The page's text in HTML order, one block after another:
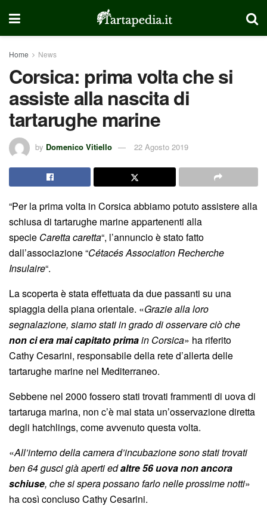
Home News
Corsica: prima volta che si
assiste alla nascita di
tartarughe marine
by Domenico Vitiello 22 Agosto 2019
“Per la prima volta in Corsica abbiamo potuto assistere alla
schiusa di tartarughe marine appartenenti alla
specie Caretta caretta“, l’annuncio è stato fatto
dall’associazione “Cétacés Association Recherche
Insulaire“.
La scoperta è stata effettuata da due passanti su una
spiaggia della piana orientale. «Grazie alla loro
segnalazione, siamo stati in grado di osservare ciò che
non ci era mai capitato primain Corsica» ha riferito
Cathy Cesarini, responsabile della rete d’allerta delle
tartarughe marine nel Mediterraneo.
Sebbene nel 2000 fossero stati trovati frammenti di uova di
tartaruga marina, non c’è mai stata un’osservazione diretta
degli hatchlings, come avvenuto questa volta.
«All’interno della camera d’incubazione sono stati trovati
ben 64 gusci già aperti edaltre 56 uova non ancora
schiuse, che si spera possano farlo nelle prossime notti»
ha così concluso Cathy Cesarini.